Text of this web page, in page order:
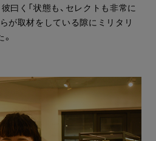
曰く「状態も、セレクトも非常に
が取材をしている隙にミリタリ